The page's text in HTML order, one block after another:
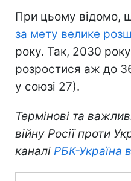
При цьому відомо,
за мету велике
року. Так, 2030
розростися аж до
у союзі 27).
Термінові та
війну Росії проти
каналі РБК-Україна